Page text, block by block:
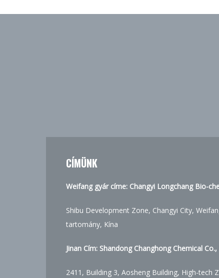
CÍMÜNK
Weifang gyár címe: Changyi Longchang Bio-
Shibu Development Zone, Changyi City,
tartomány, Kína
Jinan Cím: Shandong Changhong Chemical Co.,
2411, Building 3, Aosheng Building, High-tech